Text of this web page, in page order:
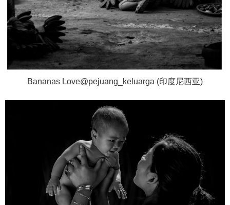
Bananas Love@pejuang_keluarga (印度尼西亚)